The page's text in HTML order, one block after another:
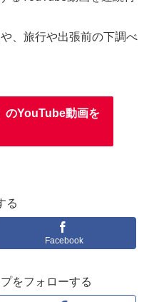
、旅行や出張前の下調べ
のYouTube動画を
る
Facebook
をフォローする